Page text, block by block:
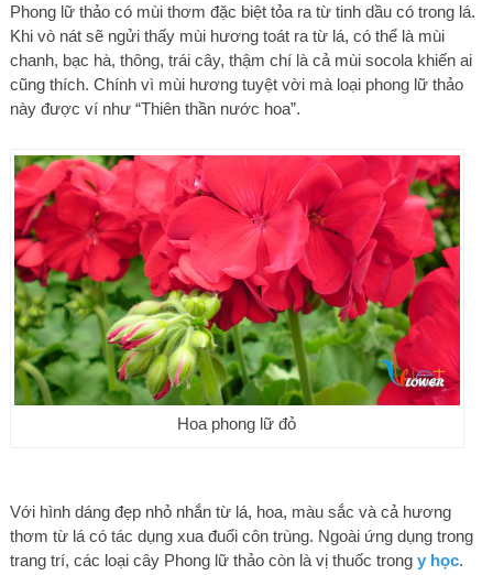
Phong lữ thảo có mùi thơm đặc biệt tỏa ra từ tinh dầu có trong lá.
Khi vò nát sẽ ngửi thấy mùi hương toát ra từ lá, có thể là mùi
chanh, bạc hà, thông, trái cây, thậm chí là cả mùi socola khiến ai
cũng thích. Chính vì mùi hương tuyệt vời mà loại phong lữ thảo
này được ví như “Thiên thần nước hoa”.
Hoa phong lữ đỏ
Với hình dáng đẹp nhỏ nhắn từ lá, hoa, màu sắc và cả hương
thơm từ lá có tác dụng xua đuổi côn trùng. Ngoài ứng dụng trong
trang trí, các loại cây Phong lữ thảo còn là vị thuốc trong y học.